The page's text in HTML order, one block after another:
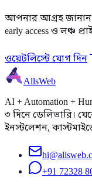
আপনার আগ্রহ
early access ও লঞ্চ
ওয়েটলিস্টে যোগ দিন
AllsWeb
AI + Automation +
৩ দিনে ডেলিভারি।
ইনস্টলেশন,
+91 72328